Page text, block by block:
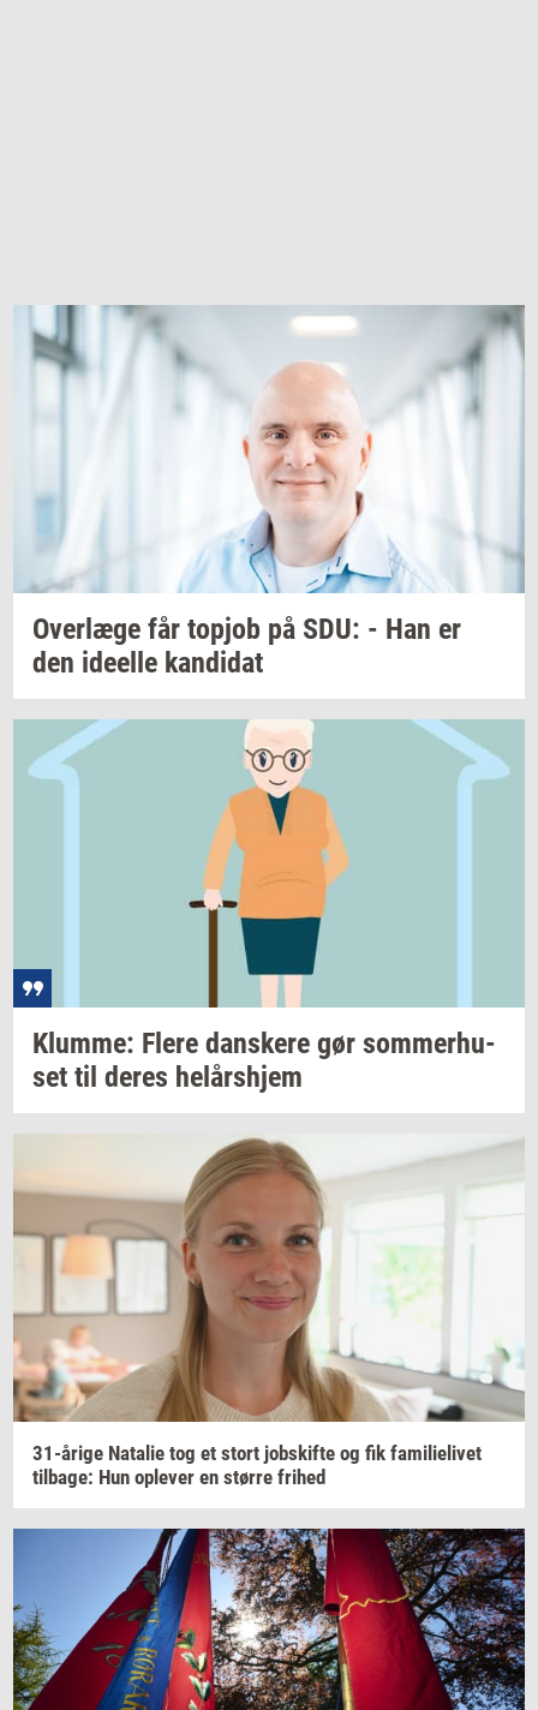
Over­læ­ge får topjob på SDU: - Han er
den ide­el­le kan­di­dat
Klum­me: Flere dan­ske­re gør som­mer­hu­
set til deres helårs­hjem
31-​årige Na­ta­lie tog et stort jobs­kif­te og fik fa­mi­li­e­li­vet
til­ba­ge: Hun op­le­ver en stør­re fri­hed